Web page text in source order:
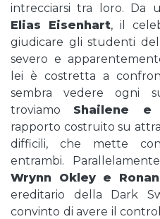
intrecciarsi tra loro. Da
Elias Eisenhart, il
giudicare gli studenti
severo e
lei è costretta a
sembra vedere ogni
troviamo Shailene e
rapporto costruito su
difficili, che mette
entrambi.
Wrynn Okley e
ereditario della Dark
convinto di avere il